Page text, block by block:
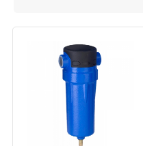
Быстрый просмотрДобавить к сравнению